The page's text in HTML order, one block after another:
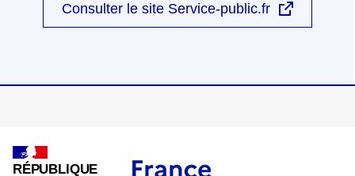
Consulter le site Service-public.fr
RÉPUBLIQUE